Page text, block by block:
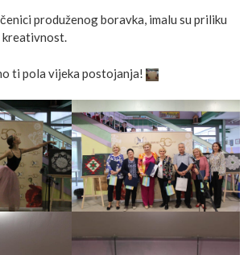
produženog boravka, imalu su priliku
kreativnost.
ti pola vijeka postojanja!